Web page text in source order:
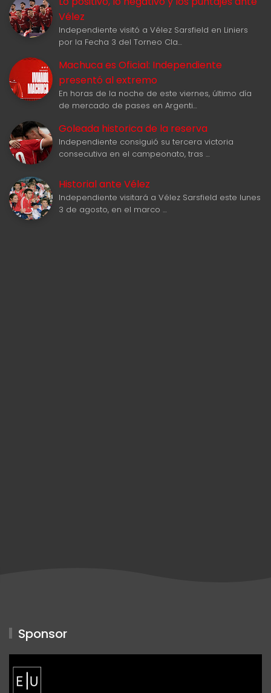
Vélez
Independiente visitó a Vélez Sarsfield en Liniers
por la Fecha 3 del Torneo Cla…
Machuca es Oficial: Independiente
presentó al extremo
En horas de la noche de este viernes, último día
de mercado de pases en Argenti…
Goleada historica de la reserva
Independiente consiguió su tercera victoria
consecutiva en el campeonato, tras …
Historial ante Vélez
Independiente visitará a Vélez Sarsfield este lunes
3 de agosto, en el marco …
Sponsor